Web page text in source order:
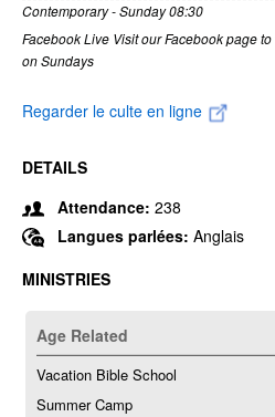
Contemporary - Sunday 08:30
Facebook Live Visit our Facebook page
on Sundays
Regarder le culte en ligne
DETAILS
Attendance: 238
Langues parlées: Anglais
MINISTRIES
Age Related
Vacation Bible School
Summer Camp